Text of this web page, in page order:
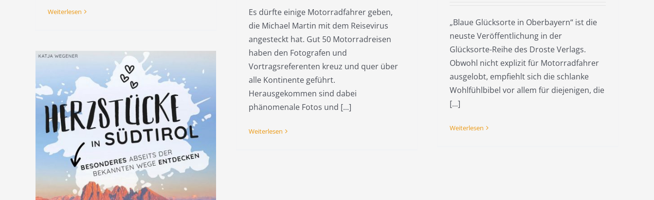
Weiterlesen
Es dürfte einige Motorradfahrer geben,
die Michael Martin mit dem Reisevirus
angesteckt hat. Gut 50 Motorradreisen
haben den Fotografen und
Vortragsreferenten kreuz und quer über
alle Kontinente geführt.
Herausgekommen sind dabei
phänomenale Fotos und [...]
Weiterlesen
„Blaue Glücksorte in Oberbayern“ ist die
neuste Veröffentlichung in der
Glücksorte-Reihe des Droste Verlags.
Obwohl nicht explizit für Motorradfahrer
ausgelobt, empfiehlt sich die schlanke
Wohlfühlbibel vor allem für diejenigen, die
[...]
Weiterlesen